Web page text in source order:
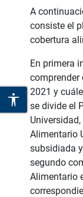
A
consiste el
cobertura
En primera
comprender
2021 y
se divide el
Alimentario
subsidiada
segundo
Alimentario